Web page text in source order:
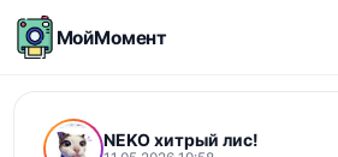
МойМомент
NEKO хитрый лис!